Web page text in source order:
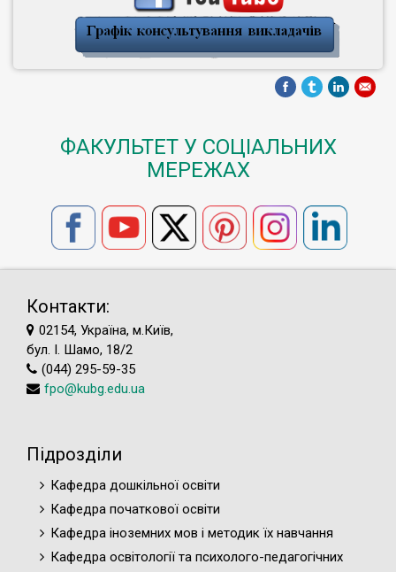
ФАКУЛЬТЕТ У СОЦІАЛЬНИХ
МЕРЕЖАХ
Контакти:
02154, Україна, м.Київ,
бул. І. Шамо, 18/2
(044) 295-59-35
fpo@kubg.edu.ua
Підрозділи
Кафедра дошкільної освіти
Кафедра початкової освіти
Кафедра іноземних мов і методик їх навчання
Кафедра освітології та психолого-педагогічних